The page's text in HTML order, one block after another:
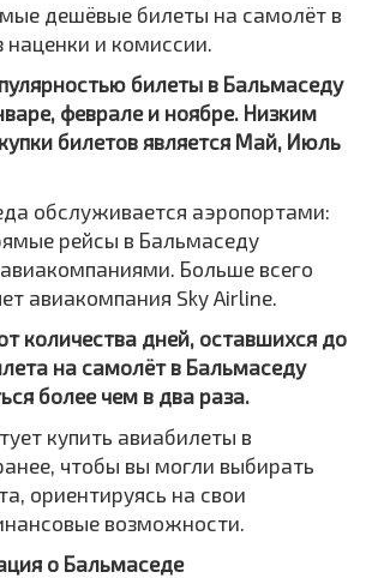
дешёвые билеты на самолёт в
и комиссии.
билеты в Бальмаседу
феврале и ноябре. Низким
билетов является Май, Июль
обслуживается аэропортами:
рейсы в Бальмаседу
Больше всего
авиакомпания Sky Airline.
количества дней, оставшихся до
на самолёт в Бальмаседу
более чем в два раза.
купить авиабилеты в
чтобы вы могли выбирать
ориентируясь на свои
возможности.
о Бальмаседе